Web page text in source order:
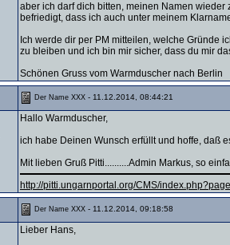
aber ich darf dich bitten, meinen Namen wieder
befriedigt, dass ich auch unter meinem
Ich werde dir per PM mitteilen, welche Gründe
zu bleiben und ich bin mir sicher, dass du mir
Schönen Gruss vom Warmduscher nach Berlin
Der Name XXX - 11.12.2014, 08:44:21
Hallo Warmduscher,
ich habe Deinen Wunsch erfüllt und hoffe, daß
Mit lieben Gruß Pitti..........Admin Markus, so
http://pitti.ungarnportal.org/CMS/
Der Name XXX - 11.12.2014, 09:18:58
Lieber Hans,